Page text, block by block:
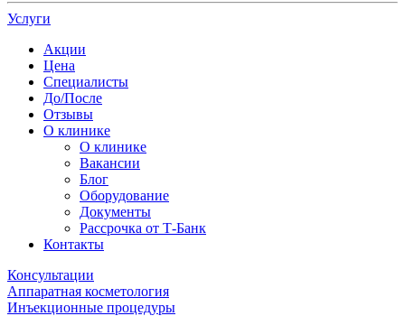
Услуги
Акции
Цена
Специалисты
До/После
Отзывы
О клинике
О клинике
Вакансии
Блог
Оборудование
Документы
Рассрочка от Т-Банк
Контакты
Консультации
Аппаратная косметология
Инъекционные процедуры